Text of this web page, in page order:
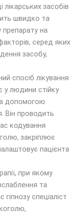
лікарських засобів
швидко та
препарату на
серед яких
засобу,
спосіб лікування
у людини стійку
допомогою
Він проводить
кодування
закріплює
пацієнта
при якому
та
спеціаліст